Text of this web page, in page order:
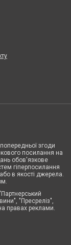
згоди
посилання на
обов'язкове
гіперпосилання
в якості джерела.
"Пресреліз",
правах реклами.